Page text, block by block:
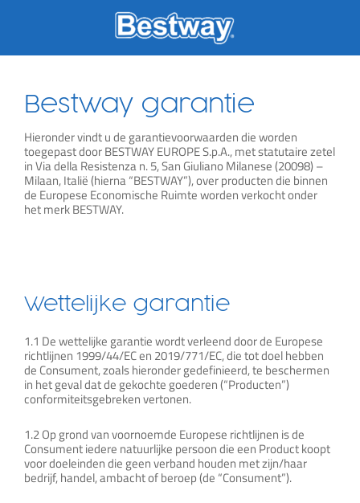
Bestway garantie
Hieronder vindt u de garantievoorwaarden die worden
toegepast door BESTWAY EUROPE S.p.A., met statutaire zetel
in Via della Resistenza n. 5, San Giuliano Milanese (20098) –
Milaan, Italië (hierna “BESTWAY”), over producten die binnen
de Europese Economische Ruimte worden verkocht onder
het merk BESTWAY.
Wettelijke garantie​
1.1 De wettelijke garantie wordt verleend door de Europese
richtlijnen 1999/44/EC en 2019/771/EC, die tot doel hebben
de Consument, zoals hieronder gedefinieerd, te beschermen
in het geval dat de gekochte goederen (“Producten”)
conformiteitsgebreken vertonen.
1.2 Op grond van voornoemde Europese richtlijnen is de
Consument iedere natuurlijke persoon die een Product koopt
voor doeleinden die geen verband houden met zijn/haar
bedrijf, handel, ambacht of beroep (de “Consument”).